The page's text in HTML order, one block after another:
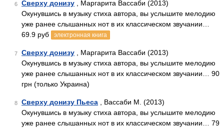
6 Сверху донизу , Маргарита Вассаби (2013)
Окунувшись в музыку стиха автора, вы услышите мелодию
уже ранее слышанных нот в их классическом звучании…
69.9 руб
электронная книга
7 Сверху донизу , Маргарита Вассаби (2013)
Окунувшись в музыку стиха автора, вы услышите мелодию
уже ранее слышанных нот в их классическом звучании… 90
грн (только Украина)
8 Сверху донизу Пьеса , Вассаби М. (2013)
Окунувшись в музыку стиха автора, вы услышите мелодию
уже ранее слышанных нот в их классическом звучании… 79